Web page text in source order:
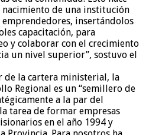
nacimiento de una institución
insertándolos
capacitación, para
y colaborar con el crecimiento
un nivel superior”, sostuvo el
la cartera ministerial, la
Regional es un “semillero de
a la par del
tarea de formar empresas
en el año 1994 y